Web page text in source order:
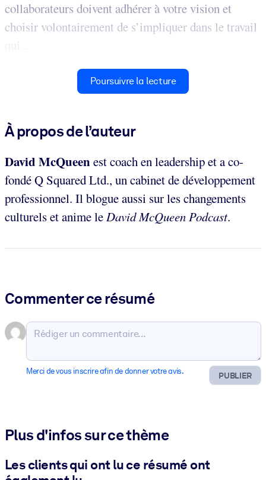
collaborateurs doivent adhérer à votre vision et
choisir volontairement de s’impliquer dans le travail
qui...
Poursuivre la lecture
À propos de l’auteur
David McQueenest coach en leadership et a co-
fondé Q Squared Ltd., un cabinet de développement
professionnel. Il blogue aussi sur les changements
culturels et anime leDavid McQueen Podcast.
Commenter ce résumé
PUBLIER
Merci de vous inscrire afin de donner votre avis.
Plus d'infos sur ce thème
Les clients qui ont lu ce résumé ont